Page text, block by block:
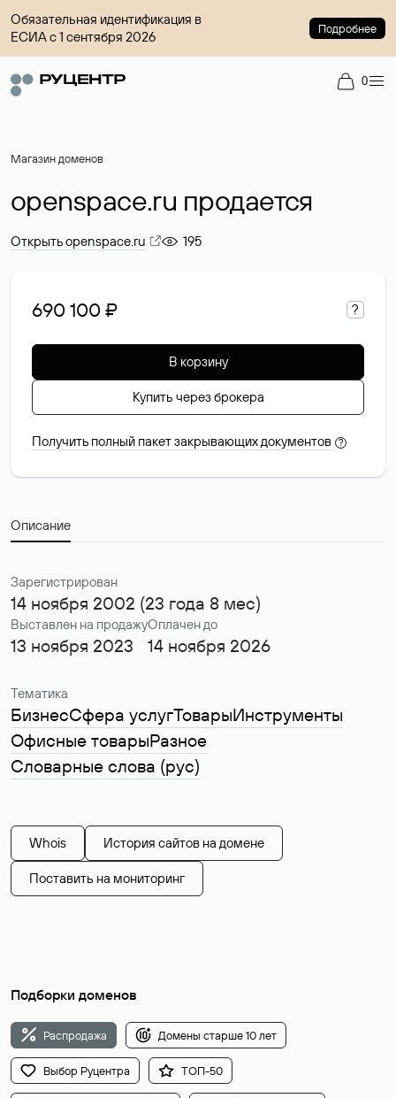
Обязательная идентификация в
ЕСИА с 1 сентября 2026
Подробнее
0
Магазин доменов
openspace.ru продается
Открыть openspace.ru 195
690 100 ₽ ?
В корзину
Купить через брокера
Получить полный пакет закрывающих документов ?
Описание
Зарегистрирован
14 ноября 2002 (23 года 8 мес)
Выставлен на продажу
13 ноября 2023
Оплачен до
14 ноября 2026
Тематика
БизнесСфера услугТоварыИнструменты
Офисные товарыРазное
Словарные слова (рус)
Whois История сайтов на домене
Поставить на мониторинг
Подборки доменов
Распродажа Домены старше 10 лет
Выбор Руцентра ТОП-50